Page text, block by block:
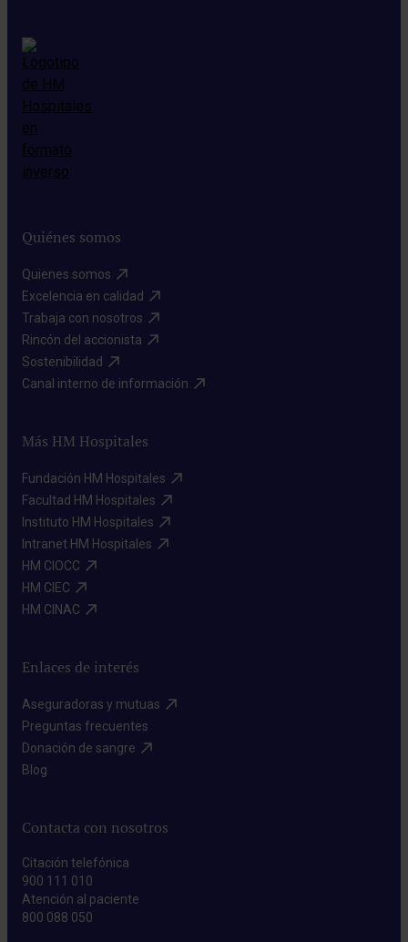
Quiénes somos
Quienes somos​
Excelencia en calidad​
Trabaja con nosotros​
Rincón del accionista​
Sostenibilidad​
Canal interno de información​
Más HM Hospitales
Fundación HM Hospitales​
Facultad HM Hospitales​
Instituto HM Hospitales​
Intranet HM Hospitales​
HM CIOCC​
HM CIEC​
HM CINAC​
Enlaces de interés
Aseguradoras y mutuas​
Preguntas frecuentes​
Donación de sangre​
Blog​
Contacta con nosotros
Citación telefónica
900 111 010
Atención al paciente
800 088 050